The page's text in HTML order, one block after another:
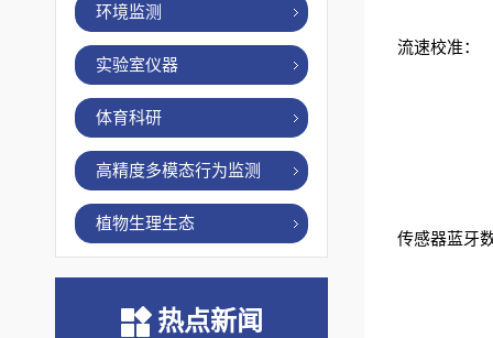
环境监测
实验室仪器
体育科研
高精度多模态行为监测
植物生理生态
热点新闻
流速校准：
传感器蓝牙